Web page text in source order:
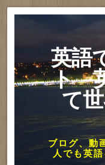
英語
ト
て
ブログ、動
人でも英